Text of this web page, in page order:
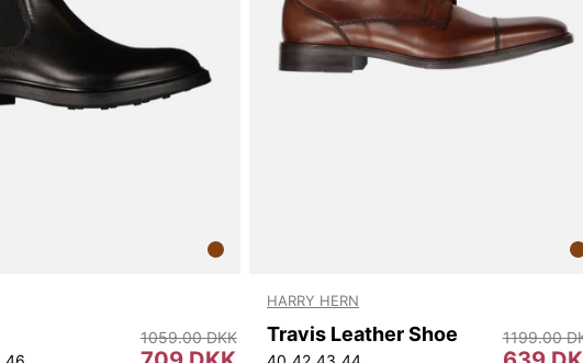
1059.00 DKK
HARRY HERN
Travis Leather Shoe 1199.00